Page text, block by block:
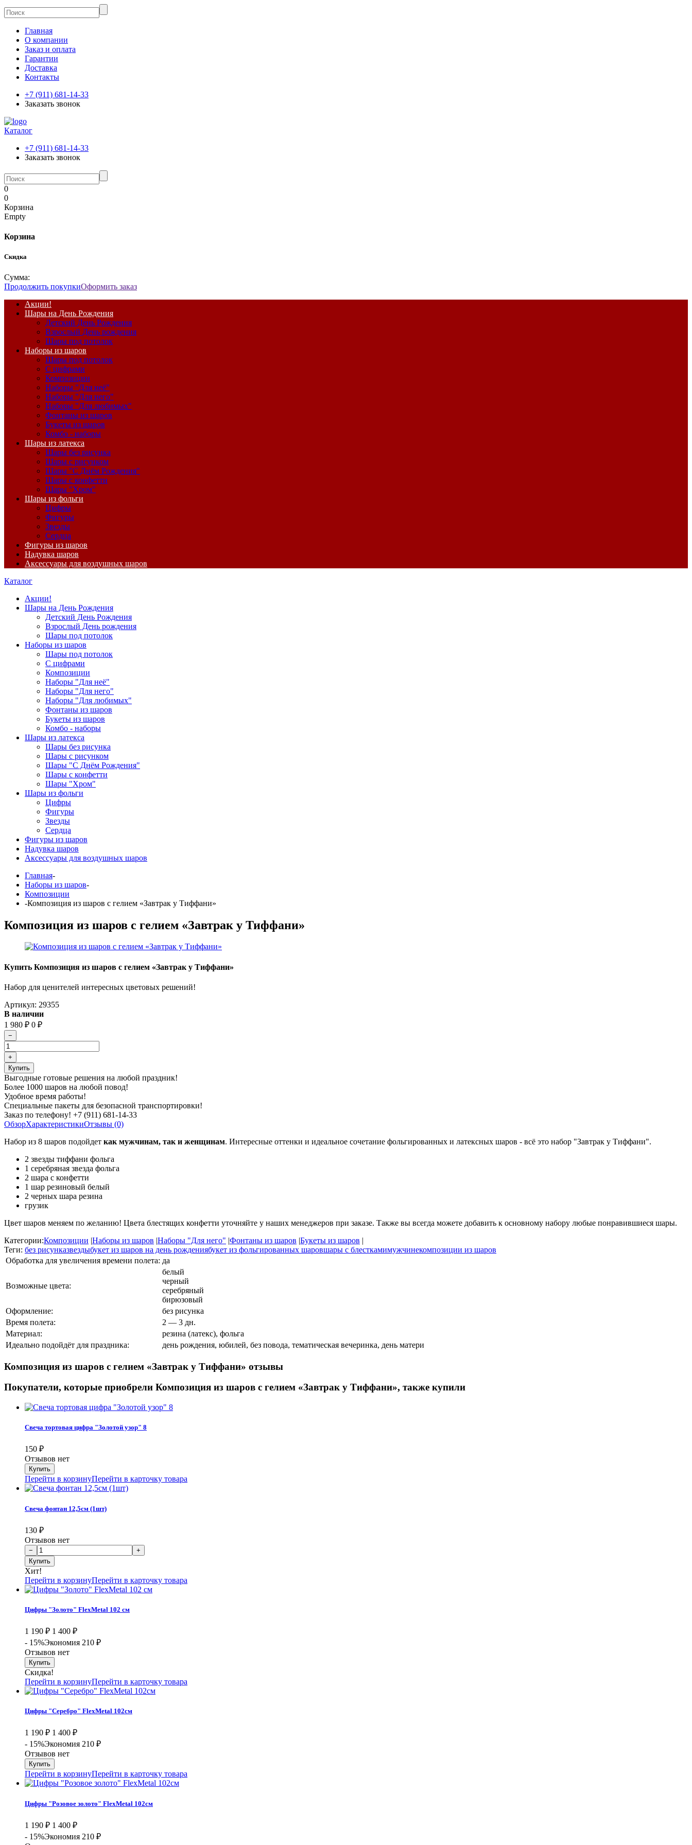
Главная
О компании
Заказ и оплата
Гарантии
Доставка
Контакты
+7 (911) 681-14-33
Заказать звонок
Каталог
+7 (911) 681-14-33
Заказать звонок
0
0
Корзина
Empty
Корзина
Скидка
Сумма:
Продолжить покупкиОформить заказ
Акции!
Шары на День Рождения
Детский День Рождения
Взрослый День рождения
Шары под потолок
Наборы из шаров
Шары под потолок
С цифрами
Композиции
Наборы "Для неё"
Наборы "Для него"
Наборы "Для любимых"
Фонтаны из шаров
Букеты из шаров
Комбо - наборы
Шары из латекса
Шары без рисунка
Шары с рисунком
Шары "С Днём Рождения"
Шары с конфетти
Шары "Хром"
Шары из фольги
Цифры
Фигуры
Звезды
Сердца
Фигуры из шаров
Надувка шаров
Аксессуары для воздушных шаров
Каталог
Акции!
Шары на День Рождения
Детский День Рождения
Взрослый День рождения
Шары под потолок
Наборы из шаров
Шары под потолок
С цифрами
Композиции
Наборы "Для неё"
Наборы "Для него"
Наборы "Для любимых"
Фонтаны из шаров
Букеты из шаров
Комбо - наборы
Шары из латекса
Шары без рисунка
Шары с рисунком
Шары "С Днём Рождения"
Шары с конфетти
Шары "Хром"
Шары из фольги
Цифры
Фигуры
Звезды
Сердца
Фигуры из шаров
Надувка шаров
Аксессуары для воздушных шаров
Главная-
Наборы из шаров-
Композиции
-Композиция из шаров с гелием «Завтрак у Тиффани»
Композиция из шаров с гелием «Завтрак у Тиффани»
Купить Композиция из шаров с гелием «Завтрак у Тиффани»
Набор для ценителей интересных цветовых решений!
Артикул: 29355
В наличии
1 980 ₽ 0 ₽
Выгодные готовые решения на любой праздник!
Более 1000 шаров на любой повод!
Удобное время работы!
Специальные пакеты для безопасной транспортировки!
Заказ по телефону! +7 (911) 681-14-33
ОбзорХарактеристикиОтзывы (0)
Набор из 8 шаров подойдет как мужчинам, так и женщинам. Интересные оттенки и идеальное сочетание фольгированных и латексных шаров - всё это набор "Завтрак у Тиффани".
2 звезды тиффани фольга
1 серебряная звезда фольга
2 шара с конфетти
1 шар резиновый белый
2 черных шара резина
грузик
Цвет шаров меняем по желанию! Цвета блестящих конфетти уточняйте у наших менеджеров при заказе. Также вы всегда можете добавить к основному набору любые понравившиеся шары.
Категории:Композиции |Наборы из шаров |Наборы "Для него" |Фонтаны из шаров |Букеты из шаров |
Теги: без рисунказвездыбукет из шаров на день рождениябукет из фольгированных шаровшары с блесткамимужчинекомпозиции из шаров
Обработка для увеличения времени полета: да
Возможные цвета:
белый
черный
серебряный
бирюзовый
Оформление:
без рисунка
Время полета:
2 — 3 дн.
Материал:
резина (латекс), фольга
Идеально подойдёт для праздника:
день рождения, юбилей, без повода, тематическая вечеринка, день матери
Композиция из шаров с гелием «Завтрак у Тиффани» отзывы
Покупатели, которые приобрели Композиция из шаров с гелием «Завтрак у Тиффани», также купили
Свеча тортовая цифра "Золотой узор" 8
150 ₽
Отзывов нет
Перейти в корзинуПерейти в карточку товара
Свеча фонтан 12,5см (1шт)
130 ₽
Отзывов нет
Хит!
Перейти в корзинуПерейти в карточку товара
Цифры "Золото" FlexMetal 102 см
1 190 ₽ 1 400 ₽
- 15%Экономия 210 ₽
Отзывов нет
Скидка!
Перейти в корзинуПерейти в карточку товара
Цифры "Серебро" FlexMetal 102см
1 190 ₽ 1 400 ₽
- 15%Экономия 210 ₽
Отзывов нет
Перейти в корзинуПерейти в карточку товара
Цифры "Розовое золото" FlexMetal 102см
1 190 ₽ 1 400 ₽
- 15%Экономия 210 ₽